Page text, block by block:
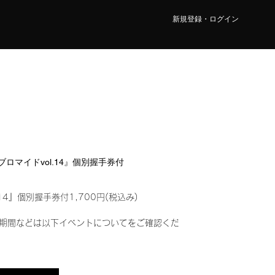
新規登録・ログイン
ロマイドvol.14』個別握手券付
』個別握手券付1,700円(税込み)
間などは以下イベントについてをご確認くだ